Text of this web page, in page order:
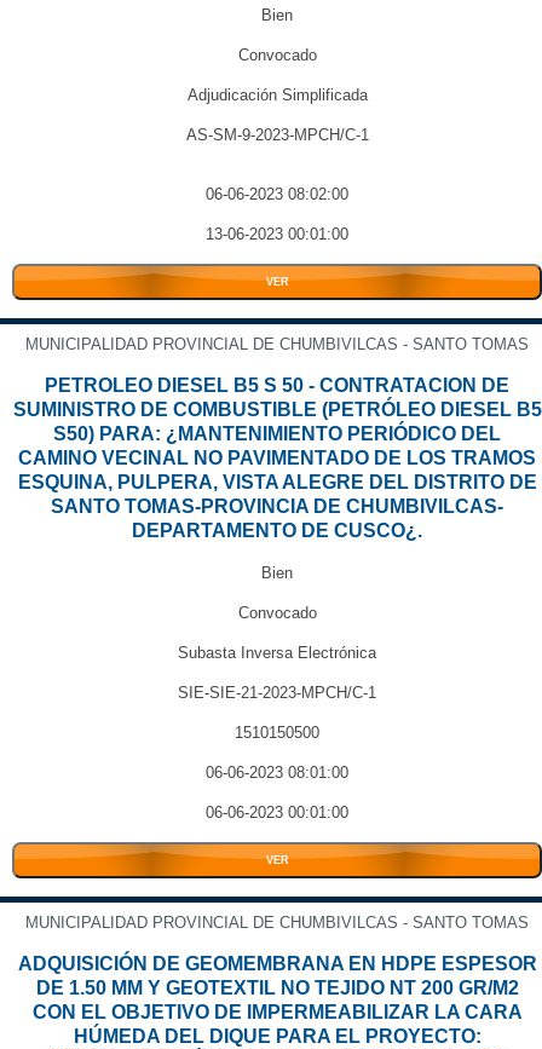
Bien
Convocado
Adjudicación Simplificada
AS-SM-9-2023-MPCH/C-1
06-06-2023 08:02:00
13-06-2023 00:01:00
VER
MUNICIPALIDAD PROVINCIAL DE CHUMBIVILCAS - SANTO TOMAS
PETROLEO DIESEL B5 S 50 - CONTRATACION DE
SUMINISTRO DE COMBUSTIBLE (PETRÓLEO DIESEL B5
S50) PARA: ¿MANTENIMIENTO PERIÓDICO DEL
CAMINO VECINAL NO PAVIMENTADO DE LOS TRAMOS
ESQUINA, PULPERA, VISTA ALEGRE DEL DISTRITO DE
SANTO TOMAS-PROVINCIA DE CHUMBIVILCAS-
DEPARTAMENTO DE CUSCO¿.
Bien
Convocado
Subasta Inversa Electrónica
SIE-SIE-21-2023-MPCH/C-1
1510150500
06-06-2023 08:01:00
06-06-2023 00:01:00
VER
MUNICIPALIDAD PROVINCIAL DE CHUMBIVILCAS - SANTO TOMAS
ADQUISICIÓN DE GEOMEMBRANA EN HDPE ESPESOR
DE 1.50 MM Y GEOTEXTIL NO TEJIDO NT 200 GR/M2
CON EL OBJETIVO DE IMPERMEABILIZAR LA CARA
HÚMEDA DEL DIQUE PARA EL PROYECTO: